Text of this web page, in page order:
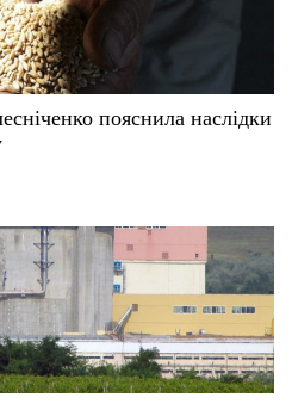
пояснила наслідки